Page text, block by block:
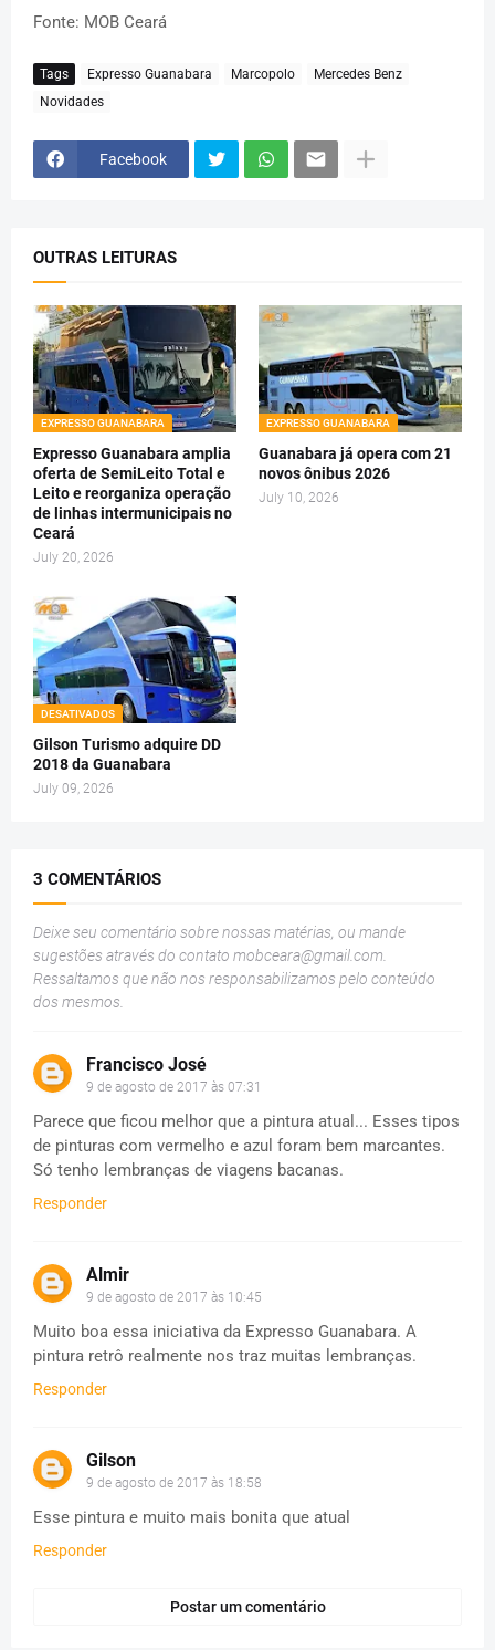
Fonte: MOB Ceará
Tags Expresso Guanabara Marcopolo
Mercedes Benz
Novidades
Facebook
OUTRAS LEITURAS
EXPRESSO GUANABARA
Expresso Guanabara amplia
oferta de SemiLeito Total e
Leito e reorganiza operação
de linhas intermunicipais no
Ceará
July 20, 2026
EXPRESSO GUANABARA
Guanabara já opera com 21
novos ônibus 2026
July 10, 2026
DESATIVADOS
Gilson Turismo adquire DD
2018 da Guanabara
July 09, 2026
3 COMENTÁRIOS
Deixe seu comentário sobre nossas matérias, ou mande
sugestões através do contato mobceara@gmail.com.
Ressaltamos que não nos responsabilizamos pelo conteúdo
dos mesmos.
Francisco José
9 de agosto de 2017 às 07:31
Parece que ficou melhor que a pintura atual... Esses tipos
de pinturas com vermelho e azul foram bem marcantes.
Só tenho lembranças de viagens bacanas.
Responder
Almir
9 de agosto de 2017 às 10:45
Muito boa essa iniciativa da Expresso Guanabara. A
pintura retrô realmente nos traz muitas lembranças.
Responder
Gilson
9 de agosto de 2017 às 18:58
Esse pintura e muito mais bonita que atual
Responder
Postar um comentário